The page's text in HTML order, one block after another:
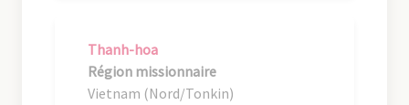
Thanh-hoa
Région missionnaire
Vietnam (Nord/Tonkin)